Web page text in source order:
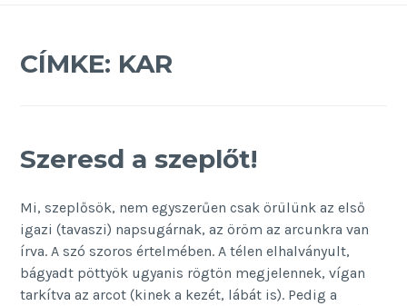
CÍMKE: KAR
Szeresd a szeplőt!
Mi, szeplősök, nem egyszerűen csak örülünk az első
igazi (tavaszi) napsugárnak, az öröm az arcunkra van
írva. A szó szoros értelmében. A télen elhalványult,
bágyadt pöttyök ugyanis rögtön megjelennek, vígan
tarkítva az arcot (kinek a kezét, lábát is). Pedig a